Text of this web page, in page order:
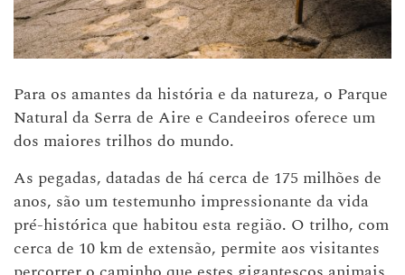
Para os amantes da história e da natureza, o Parque
Natural da Serra de Aire e Candeeiros oferece um
dos maiores trilhos do mundo.
As pegadas, datadas de há cerca de 175 milhões de
anos, são um testemunho impressionante da vida
pré-histórica que habitou esta região. O trilho, com
cerca de 10 km de extensão, permite aos visitantes